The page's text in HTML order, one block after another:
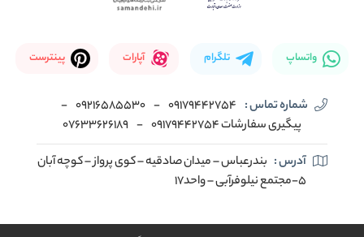
واتساپ تلگرام آپارات پینترست
شماره تماس : 09179442754
-
09216585530
-
پیگیری سفارشات 09179442754
-
07633626189
آدرس : بندرعباس – میدان صادقیه – کوی پرواز – کوچه آبان
5-مجتمع نیلوفرآبی – واحد17